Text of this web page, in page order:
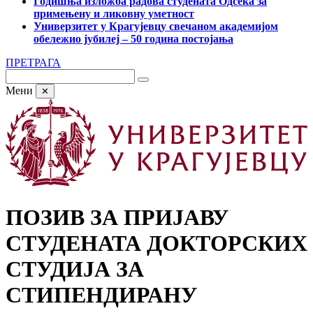
примењену и ликовну уметност
Универзитет у Крагујевцу свечаном академијом
обележио јубилеј – 50 година постојања
ПРЕТРАГА
Мени ✕
ПОЗИВ ЗА ПРИЈАВУ
СТУДЕНАТА ДОКТОРСКИХ
СТУДИЈА ЗА
СТИПЕНДИРАНУ